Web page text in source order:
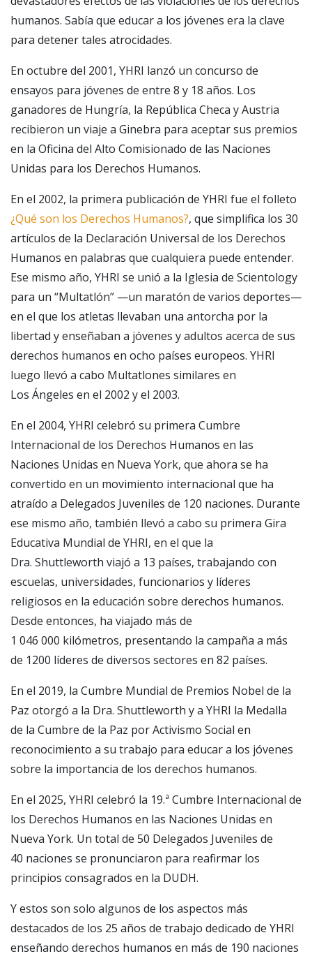
humanos. Sabía que educar a los jóvenes era la clave
para detener tales atrocidades.
En octubre del 2001, YHRI lanzó un concurso de
ensayos para jóvenes de entre 8 y 18 años. Los
ganadores de Hungría, la República Checa y Austria
recibieron un viaje a Ginebra para aceptar sus premios
en la Oficina del Alto Comisionado de las Naciones
Unidas para los Derechos Humanos.
En el 2002, la primera publicación de YHRI fue el folleto
¿Qué son los Derechos Humanos?, que simplifica los 30
artículos de la Declaración Universal de los Derechos
Humanos en palabras que cualquiera puede entender.
Ese mismo año, YHRI se unió a la Iglesia de Scientology
para un “Multatlón” —un maratón de varios deportes—
en el que los atletas llevaban una antorcha por la
libertad y enseñaban a jóvenes y adultos acerca de sus
derechos humanos en ocho países europeos. YHRI
luego llevó a cabo Multatlones similares en
Los Ángeles en el 2002 y el 2003.
En el 2004, YHRI celebró su primera Cumbre
Internacional de los Derechos Humanos en las
Naciones Unidas en Nueva York, que ahora se ha
convertido en un movimiento internacional que ha
atraído a Delegados Juveniles de 120 naciones. Durante
ese mismo año, también llevó a cabo su primera Gira
Educativa Mundial de YHRI, en el que la
Dra. Shuttleworth viajó a 13 países, trabajando con
escuelas, universidades, funcionarios y líderes
religiosos en la educación sobre derechos humanos.
Desde entonces, ha viajado más de
1 046 000 kilómetros, presentando la campaña a más
de 1200 líderes de diversos sectores en 82 países.
En el 2019, la Cumbre Mundial de Premios Nobel de la
Paz otorgó a la Dra. Shuttleworth y a YHRI la Medalla
de la Cumbre de la Paz por Activismo Social en
reconocimiento a su trabajo para educar a los jóvenes
sobre la importancia de los derechos humanos.
En el 2025, YHRI celebró la 19.ª Cumbre Internacional de
los Derechos Humanos en las Naciones Unidas en
Nueva York. Un total de 50 Delegados Juveniles de
40 naciones se pronunciaron para reafirmar los
principios consagrados en la DUDH.
Y estos son solo algunos de los aspectos más
destacados de los 25 años de trabajo dedicado de YHRI
enseñando derechos humanos en más de 190 naciones